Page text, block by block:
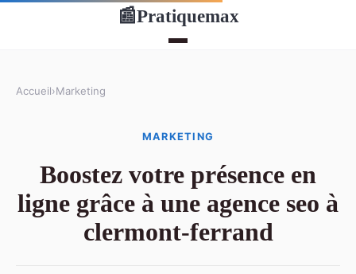
📰Pratiquemax
Accueil›Marketing
MARKETING
Boostez votre présence en
ligne grâce à une agence seo à
clermont-ferrand